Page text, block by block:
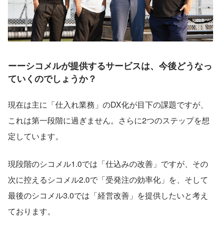
ーーシコメルが提供するサービスは、今後どうなっ
ていくのでしょうか？
現在は主に「仕入れ業務」のDX化が目下の課題ですが、
これは第一段階に過ぎません。さらに2つのステップを想
定しています。
現段階のシコメル1.0では「仕込みの改善」ですが、その
次に控えるシコメル2.0で「受発注の効率化」を、そして
最後のシコメル3.0では「経営改善」を提供したいと考え
ております。